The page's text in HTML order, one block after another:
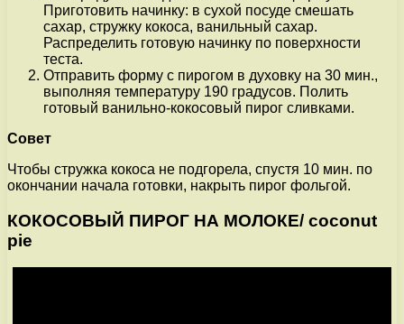
Приготовить начинку: в сухой посуде смешать
сахар, стружку кокоса, ванильный сахар.
Распределить готовую начинку по поверхности
теста.
Отправить форму с пирогом в духовку на 30 мин.,
выполняя температуру 190 градусов. Полить
готовый ванильно-кокосовый пирог сливками.
Совет
Чтобы стружка кокоса не подгорела, спустя 10 мин. по
окончании начала готовки, накрыть пирог фольгой.
КОКОСОВЫЙ ПИРОГ НА МОЛОКЕ/ coconut
pie